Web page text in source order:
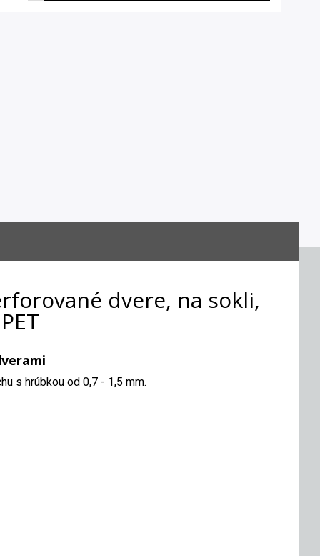
dvere, na sokli,
s hrúbkou od 0,7 - 1,5 mm.